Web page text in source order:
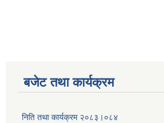
बजेट तथा कार्यक्रम
निति तथा कार्यक्रम २०८३।०८४